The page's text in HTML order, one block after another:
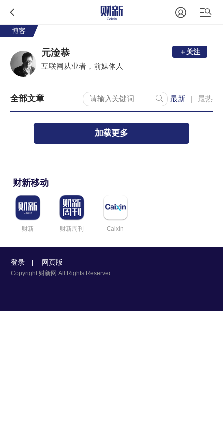
博客
元淦恭
互联网从业者，前媒体人
＋关注
全部文章 最新 最热
加载更多
财新移动
财新 财新周刊 Caixin
登录 | 网页版
Copyright 财新网 All Rights Reserved